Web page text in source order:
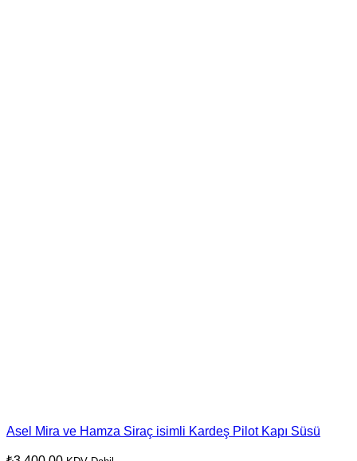
Asel Mira ve Hamza Siraç isimli Kardeş Pilot Kapı Süsü